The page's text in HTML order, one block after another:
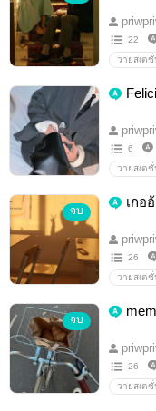
22
วายสเต
6
วายสเต
จบ
เกอ
26
วายสเต
จบ
26
วายสเต